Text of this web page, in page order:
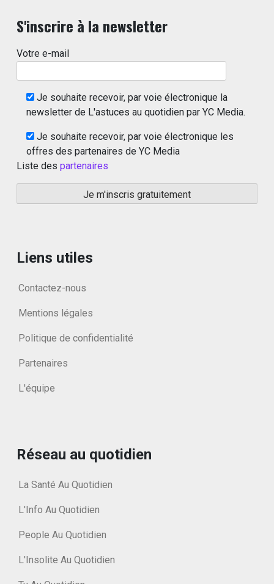
S'inscrire à la newsletter
Votre e-mail
Je souhaite recevoir, par voie électronique la
newsletter de L'astuces au quotidien par YC Media.
Je souhaite recevoir, par voie électronique les
offres des partenaires de YC Media
Liste des partenaires
Liens utiles
Contactez-nous
Mentions légales
Politique de confidentialité
Partenaires
L'équipe
Réseau au quotidien
La Santé Au Quotidien
L'Info Au Quotidien
People Au Quotidien
L'Insolite Au Quotidien